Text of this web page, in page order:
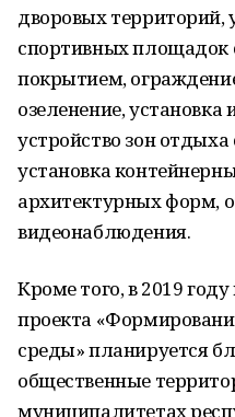
дворовых территорий,
спортивных площадок
покрытием,
озеленение,
устройство зон
установка
архитектурных форм,
видеонаблюдения.
Кроме того, в 2019
проекта
среды» планируется
общественные
муниципалитетах